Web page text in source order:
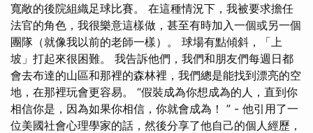
寬敞的後院組織足球比賽。 在這種情況下，我被要求擔任
法官的角色，我很樂意這樣做，甚至有時加入一個或另一個
團隊（就像我以前的老師一樣）。 球場有點傾斜，「上
坡」打起來很困難。 我告訴他們，我們和朋友們每週日都
會去布達的山區和那裡的森林裡，我們總是能找到漂亮的空
地，在那裡玩會更容易。 “假裝成為你想成為的人，直到你
相信你是，因為如果你相信，你就會成為！ ” - 他引用了一
位美國社會心理學家的話，然後分享了他自己的個人經歷，